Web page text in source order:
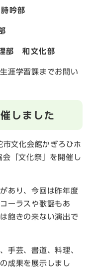
吟部
部 和文化部
涯学習課までお問い
しました
文化会館かぎろひホ
「文化祭」を開催し
あり、今回は昨年度
ーラスや歌謡もあ
飽きの来ない演出で
手芸、書道、料理、
成果を展示しまし